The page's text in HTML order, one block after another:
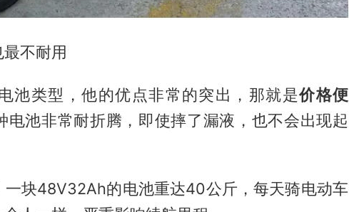
不耐用
池类型，他的优点非常的突出，那就是价格便
电池非常耐折腾，即使摔了漏液，也不会出现起
一块48V32Ah的电池重达40公斤，每天骑电动车